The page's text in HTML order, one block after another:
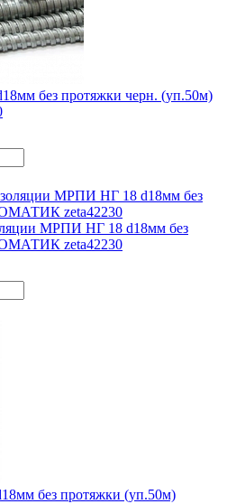
без протяжки черн. (уп.50м)
МРПИ НГ 18 d18мм без
zeta42230
без протяжки (уп.50м)